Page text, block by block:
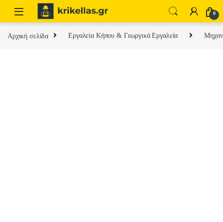
Skip to navigation
Skip to content
0
Αρχική σελίδα Εργαλεία Κήπου & Γεωργικά Εργαλεία